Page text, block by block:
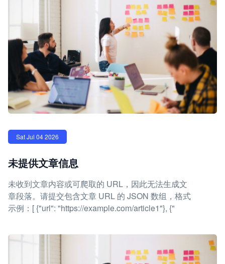
Sat Jul 04 2026
未提供文章信息
未收到文章内容或可爬取的 URL，因此无法生成文
章段落。请提交包含文章 URL 的 JSON 数组，格式
示例：[ {"url": "https://example.com/article1"}, {"